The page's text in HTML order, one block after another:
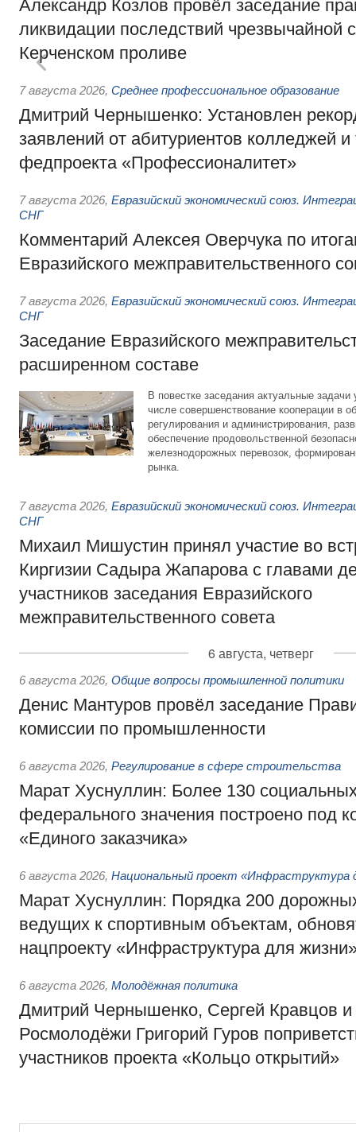
Александр Козлов провёл заседание
ликвидации последствий чрезвычайной
Керченском проливе
7 августа 2026, Среднее профессиональное образование
Дмитрий Чернышенко: Установлен
заявлений от абитуриентов колледжей и
федпроекта «Профессионалитет»
7 августа 2026, Евразийский экономический союз.
СНГ
Комментарий Алексея Оверчука по
Евразийского межправительственного
7 августа 2026, Евразийский экономический союз.
СНГ
Заседание Евразийского
расширенном составе
В повестке заседания актуальные задачи
числе совершенствование кооперации в
регулирования и администрирования,
обеспечение продовольственной
железнодорожных перевозок,
рынка.
7 августа 2026, Евразийский экономический союз.
СНГ
Михаил Мишустин принял участие во
Киргизии Садыра Жапарова с главами
участников заседания Евразийского
межправительственного совета
6 августа, четверг
6 августа 2026, Общие вопросы промышленной политики
Денис Мантуров провёл заседание
комиссии по промышленности
6 августа 2026, Регулирование в сфере строительства
Марат Хуснуллин: Более 130
федерального значения построено под
«Единого заказчика»
6 августа 2026, Национальный проект «Инфраструктура
Марат Хуснуллин: Порядка 200
ведущих к спортивным объектам,
нацпроекту «Инфраструктура для
6 августа 2026, Молодёжная политика
Дмитрий Чернышенко, Сергей Кравцов и
Росмолодёжи Григорий Гуров
участников проекта «Кольцо открытий»